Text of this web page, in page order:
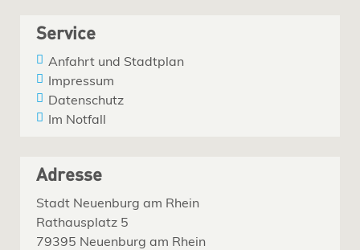
Service
Anfahrt und Stadtplan
Impressum
Datenschutz
Im Notfall
Adresse
Stadt Neuenburg am Rhein
Rathausplatz 5
79395 Neuenburg am Rhein